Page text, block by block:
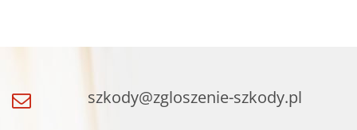
szkody@zgloszenie-szkody.pl